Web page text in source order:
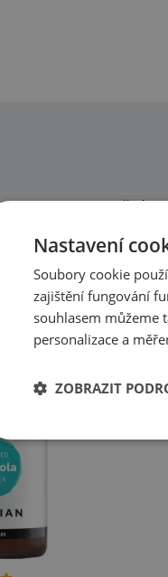
O našich
Nastavení
Soubory cookie
zajištění fungování
souhlasem můžeme
personalizace a
ZOBRAZIT